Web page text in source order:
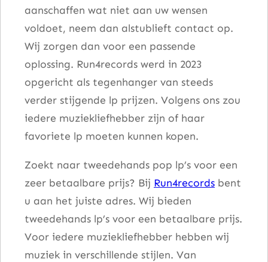
aanschaffen wat niet aan uw wensen
voldoet, neem dan alstublieft contact op.
Wij zorgen dan voor een passende
oplossing. Run4records werd in 2023
opgericht als tegenhanger van steeds
verder stijgende lp prijzen. Volgens ons zou
iedere muziekliefhebber zijn of haar
favoriete lp moeten kunnen kopen.
Zoekt naar tweedehands pop lp’s voor een
zeer betaalbare prijs? Bij Run4records bent
u aan het juiste adres. Wij bieden
tweedehands lp’s voor een betaalbare prijs.
Voor iedere muziekliefhebber hebben wij
muziek in verschillende stijlen. Van